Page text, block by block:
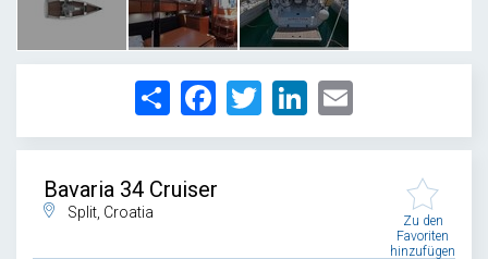
Share FacebookTwitter LinkedIn
Bavaria 34 Cruiser
Split, Croatia
Zu den
Favoriten
hinzufügen